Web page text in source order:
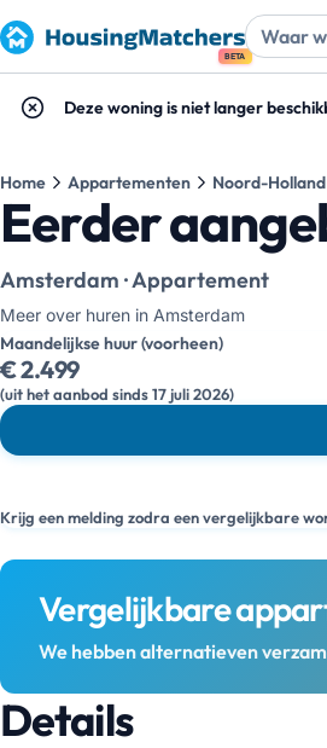
BETA
Deze woning is niet langer
Home Appartementen Noord-Holland
Eerder
Amsterdam · Appartement
Meer over huren in Amsterdam
Maandelijkse huur (voorheen)
€ 2.499
(uit het aanbod sinds 17 juli 2026)
Krijg een melding zodra een vergelijkbare
Vergelijkbare
We hebben alternatieven
Details